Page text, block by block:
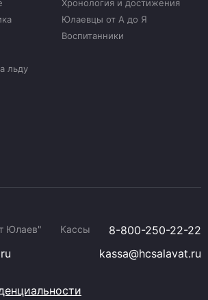
льду
Хронология и достижения
Юлаевцы от А до Я
Воспитанники
Юлаев" Кассы
8-800-250-22-22
kassa@hcsalavat.ru